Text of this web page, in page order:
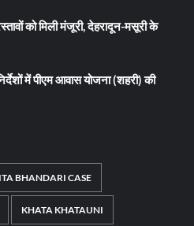
को मिली मंजूरी, देहरादून-मसूरी के
में पीएम आवास योजना (शहरी) की
BHANDARI CASE
KHATA KHATAUNI